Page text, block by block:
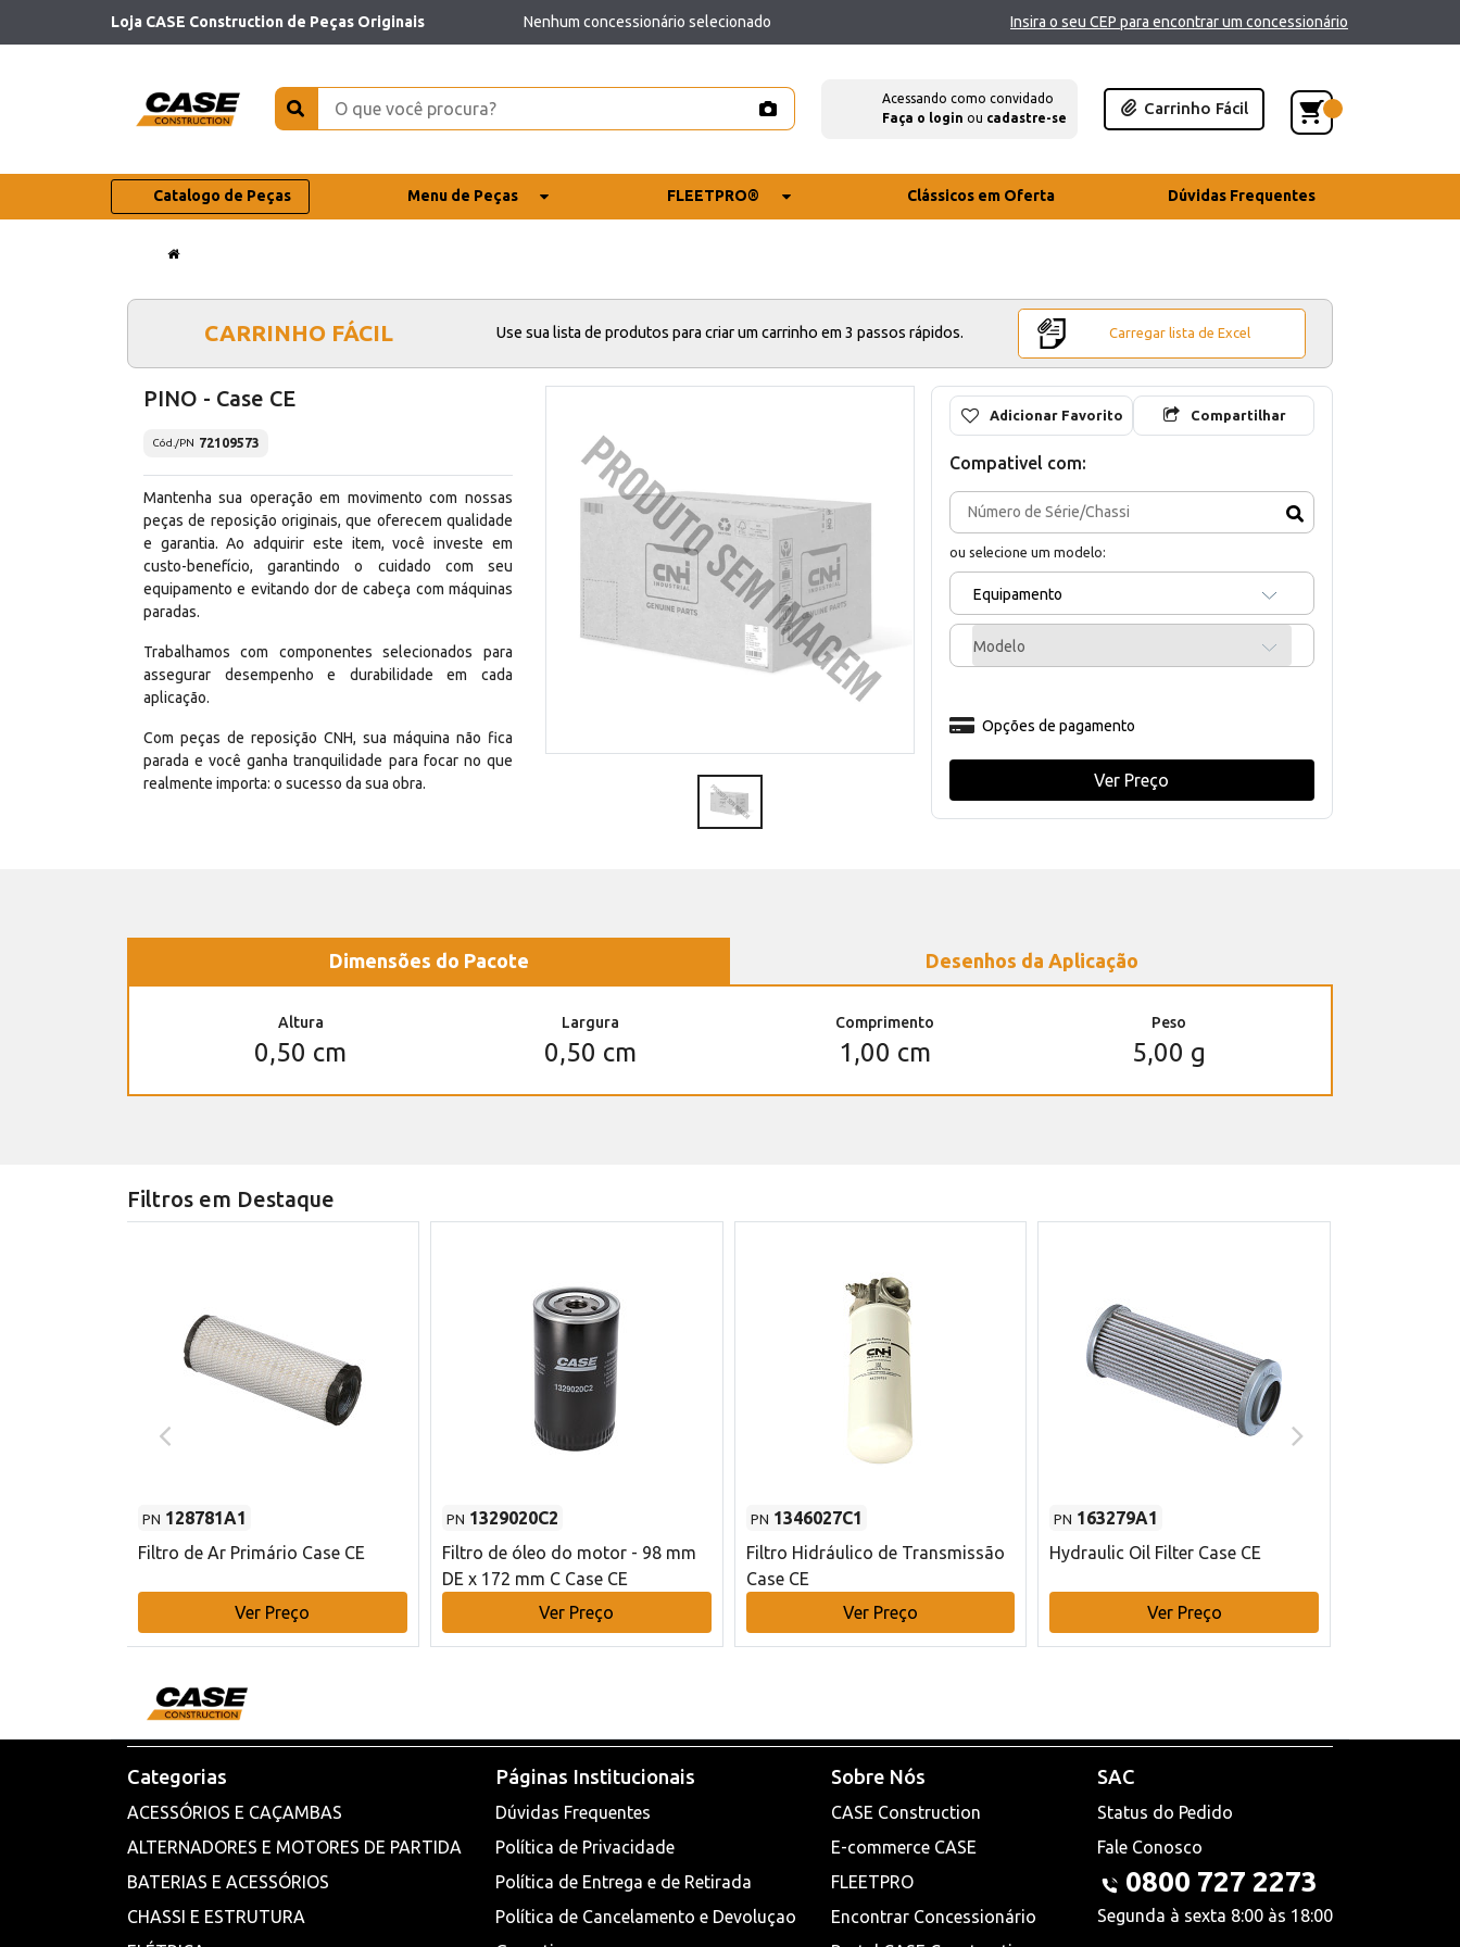
Loja CASE Construction de Peças Originais Nenhum concessionário selecionado Insira o seu CEP para encontrar um concessionário
Acessando como convidado
Faça o login ou cadastre-se
Carrinho Fácil
Catalogo de Peças Menu de Peças FLEETPRO® Clássicos em Oferta Dúvidas Frequentes
CARRINHO FÁCIL Use sua lista de produtos para criar um carrinho em 3 passos rápidos. Carregar lista de Excel
PINO - Case CE
Cód./PN 72109573
Mantenha sua operação em movimento com nossas
peças de reposição originais, que oferecem qualidade
e garantia. Ao adquirir este item, você investe em
custo-benefício, garantindo o cuidado com seu
equipamento e evitando dor de cabeça com máquinas
paradas.
Trabalhamos com componentes selecionados para
assegurar desempenho e durabilidade em cada
aplicação.
Com peças de reposição CNH, sua máquina não fica
parada e você ganha tranquilidade para focar no que
realmente importa: o sucesso da sua obra.
Adicionar Favorito Compartilhar
Compativel com:
ou selecione um modelo:
Equipamento
Modelo
Opções de pagamento
Ver Preço
Dimensões do Pacote Desenhos da Aplicação
Altura
0,50 cm
Largura
0,50 cm
Comprimento
1,00 cm
Peso
5,00 g
Filtros em Destaque
PN 128781A1
Filtro de Ar Primário Case CE
Ver Preço
PN 1329020C2
Filtro de óleo do motor - 98 mm
DE x 172 mm C Case CE
Ver Preço
PN 1346027C1
Filtro Hidráulico de Transmissão
Case CE
Ver Preço
PN 163279A1
Hydraulic Oil Filter Case CE
Ver Preço
Categorias
ACESSÓRIOS E CAÇAMBAS
ALTERNADORES E MOTORES DE PARTIDA
BATERIAS E ACESSÓRIOS
CHASSI E ESTRUTURA
Páginas Institucionais
Dúvidas Frequentes
Política de Privacidade
Política de Entrega e de Retirada
Política de Cancelamento e Devoluçao
Sobre Nós
CASE Construction
E-commerce CASE
FLEETPRO
Encontrar Concessionário
SAC
Status do Pedido
Fale Conosco
0800 727 2273
Segunda à sexta 8:00 às 18:00